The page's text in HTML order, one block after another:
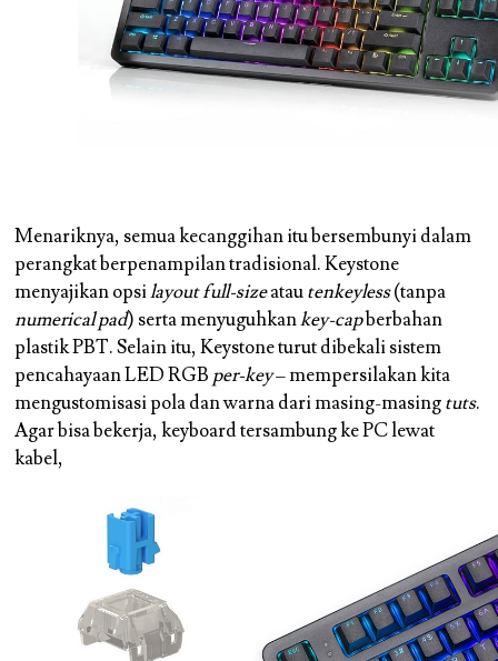
Menariknya, semua kecanggihan itu bersembunyi dalam
perangkat berpenampilan tradisional. Keystone
menyajikan opsilayout full-sizeatautenkeyless(tanpa
numerical pad) serta menyuguhkankey-capberbahan
plastik PBT. Selain itu, Keystone turut dibekali sistem
pencahayaan LED RGB per-key– mempersilakan kita
mengustomisasi pola dan warna dari masing-masingtuts.
Agar bisa bekerja, keyboard tersambung ke PC lewat
kabel,